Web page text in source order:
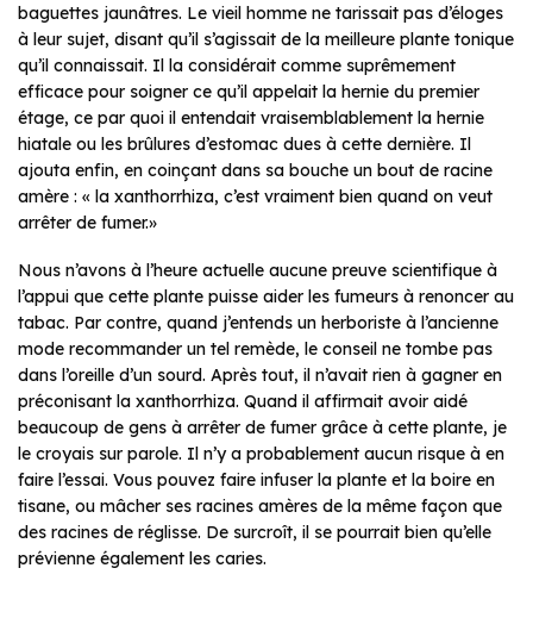
baguettes jaunâtres. Le vieil homme ne tarissait pas d’éloges
à leur sujet, disant qu’il s’agissait de la meilleure plante tonique
qu’il connaissait. Il la considérait comme suprêmement
efficace pour soigner ce qu’il appelait la hernie du premier
étage, ce par quoi il entendait vraisemblablement la hernie
hiatale ou les brûlures d’estomac dues à cette dernière. Il
ajouta enfin, en coinçant dans sa bouche un bout de racine
amère : « la xanthorrhiza, c’est vraiment bien quand on veut
arrêter de fumer.»
Nous n’avons à l’heure actuelle aucune preuve scientifique à
l’appui que cette plante puisse aider les fumeurs à renoncer au
tabac. Par contre, quand j’entends un herboriste à l’ancienne
mode recommander un tel remède, le conseil ne tombe pas
dans l’oreille d’un sourd. Après tout, il n’avait rien à gagner en
préconisant la xanthorrhiza. Quand il affirmait avoir aidé
beaucoup de gens à arrêter de fumer grâce à cette plante, je
le croyais sur parole. Il n’y a probablement aucun risque à en
faire l’essai. Vous pouvez faire infuser la plante et la boire en
tisane, ou mâcher ses racines amères de la même façon que
des racines de réglisse. De surcroît, il se pourrait bien qu’elle
prévienne également les caries.